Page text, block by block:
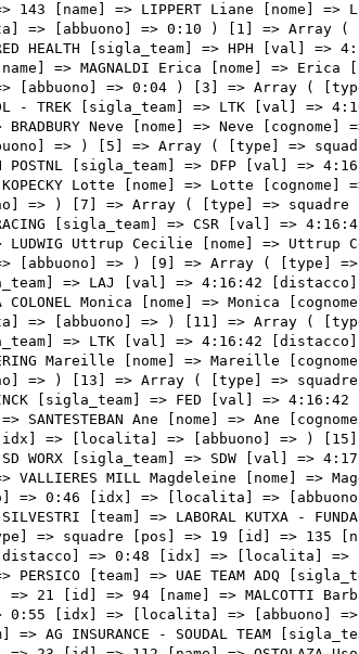
=> [localita] => [abbuono] => ) [9] => Array ( [type] => squadre [pos] => 10 [id] => 131 [name] => GARCIA Mavi [nome] => Mavi [cognome] => GARCIA [team] => LIV-ALULA-JAYCO [sigla_team] => LAJ [val] => 4:16:42 [distacco] => 0:21 [idx] => [localita] => [abbuono] => ) [10] => Array ( [type] => squadre [pos] => 11 [id] => 21 [name] => TRINCA COLONEL Monica [nome] => Monica [cognome] => TRINCA COLONEL [team] => BEPINK - BONGIOANNI [sigla_team] => BPK [val] => 4:16:42 [distacco] => 0:21 [idx] => [localita] => [abbuono] => ) [11] => Array ( [type] => squadre [pos] => 12 [id] => 127 [name] => REALINI Gaia [nome] => Gaia [cognome] => REALINI [team] => LIDL - TREK [sigla_team] => LTK [val] => 4:16:42 [distacco] => 0:21 [idx] => [localita] => [abbuono] => ) [12] => Array ( [type] => squadre [pos] => 13 [id] => 145 [name] => MEIJERING Mareille [nome] => Mareille [cognome] => MEIJERING [team] => MOVISTAR TEAM [sigla_team] => MOV [val] => 4:16:42 [distacco] => 0:21 [idx] => [localita] => [abbuono] => ) [13] => Array ( [type] => squadre [pos] => 14 [id] => 81 [name] => ROOIJAKKERS Pauliena [nome] => Pauliena [cognome] => ROOIJAKKERS [team] => FENIX-DECEUNINCK [sigla_team] => FED [val] => 4:16:42 [distacco] => 0:21 [idx] => [localita] => [abbuono] => ) [14] => Array ( [type] => squadre [pos] => 15 [id] => 111 [name] => SANTESTEBAN Ane [nome] => Ane [cognome] => SANTESTEBAN [team] =>